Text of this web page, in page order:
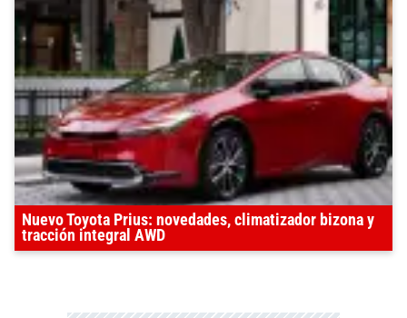
Nuevo Toyota Prius: novedades, climatizador bizona y
tracción integral AWD